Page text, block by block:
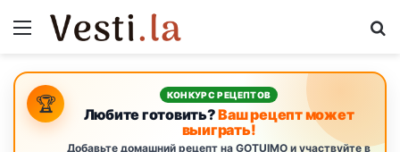
Menu
🏆 КОНКУРС РЕЦЕПТОВ
Любите готовить?Ваш рецепт может
выиграть!
Добавьте домашний рецепт на GOTUIMO и участвуйте в